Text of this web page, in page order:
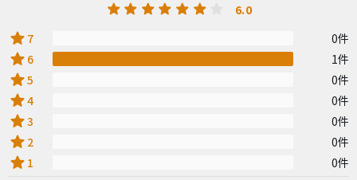
6.0
star 7 0件
star 6 1件
star5 0件
star4 0件
star3 0件
star 2 0件
star 1
0件